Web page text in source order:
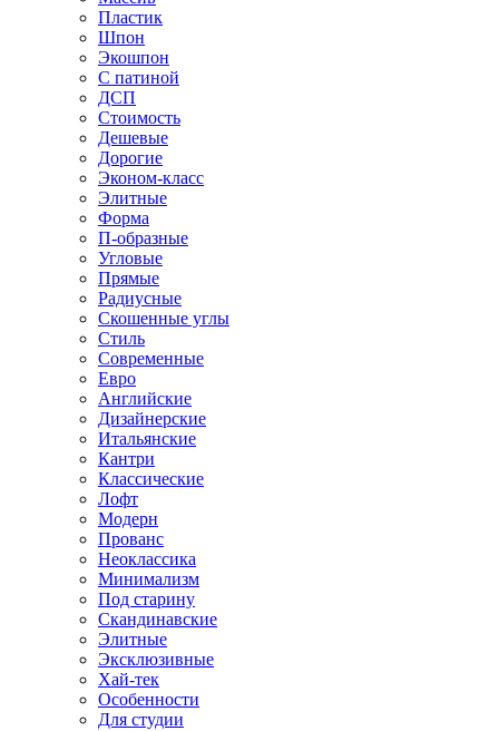
Пластик
Шпон
Экошпон
С патиной
ДСП
Стоимость
Дешевые
Дорогие
Эконом-класс
Элитные
Форма
П-образные
Угловые
Прямые
Радиусные
Скошенные углы
Стиль
Современные
Евро
Английские
Дизайнерские
Итальянские
Кантри
Классические
Лофт
Модерн
Прованс
Неоклассика
Минимализм
Под старину
Скандинавские
Элитные
Эксклюзивные
Хай-тек
Особенности
Для студии